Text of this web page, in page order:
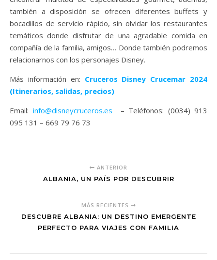
también a disposición se ofrecen diferentes buffets y
bocadillos de servicio rápido, sin olvidar los restaurantes
temáticos donde disfrutar de una agradable comida en
compañía de la familia, amigos… Donde también podremos
relacionarnos con los personajes Disney.
Más información en: Cruceros Disney Crucemar 2024
(Itinerarios, salidas, precios)
Email: info@disneycruceros.es – Teléfonos: (0034) 913
095 131 – 669 79 76 73
ANTERIOR
ALBANIA, UN PAÍS POR DESCUBRIR
MÁS RECIENTES
DESCUBRE ALBANIA: UN DESTINO EMERGENTE
PERFECTO PARA VIAJES CON FAMILIA